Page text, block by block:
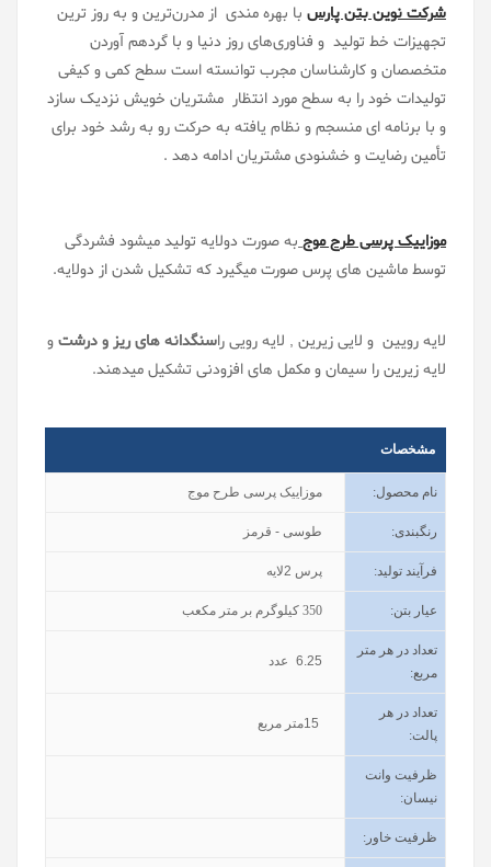
شرکتنوین بتن پارس با بهره مندی از مدرن‌ترین و به روز ترین
تجهیزات خط تولید و فناوری‌های روز دنیا و با گردهم آوردن
متخصصان و کارشناسان مجرب توانسته است سطح کمی و کیفی
تولیدات خود را به سطح مورد انتظار مشتریان خویش نزدیک سازد
و با برنامه ای منسجم و نظام یافته به حرکت رو به رشد خود برای
تأمین رضایت و خشنودی مشتریان ادامه دهد .
موزاییک پرسی طرح موج به صورت دولایه تولید میشود فشردگی
توسط ماشین های پرس صورت میگیرد که تشکیل شدن از دولایه.
لایه رویین و لایی زیرین , لایه رویی راسنگدانه های ریز و درشتو
لایه زیرین را سیمان و مکمل های افزودنی تشکیل میدهند.
مشخصات
نام محصول: موزاییک پرسی طرح موج
رنگبندی: طوسی - قرمز
فرآیند تولید: پرس 2لایه
عیار بتن:
350 کیلوگرم بر متر مکعب
تعداد در هر متر
مربع:
6.25 عدد
تعداد در هر
پالت:
15متر مربع
ظرفیت وانت
نیسان:
ظرفیت خاور :